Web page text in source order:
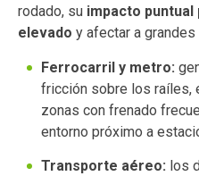
rodado, su impacto puntual
elevado y afectar a grandes
Ferrocarril y metro:
fricción sobre los raíles,
zonas con frenado
entorno próximo a
Transporte aéreo: los